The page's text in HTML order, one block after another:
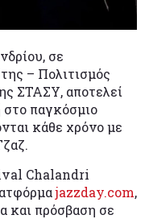
σε
– Πολιτισμός
ΣΤΑΣΥ, αποτελεί
στο παγκόσμιο
κάθε χρόνο με
Chalandri
jazzday.com,
και πρόσβαση σε